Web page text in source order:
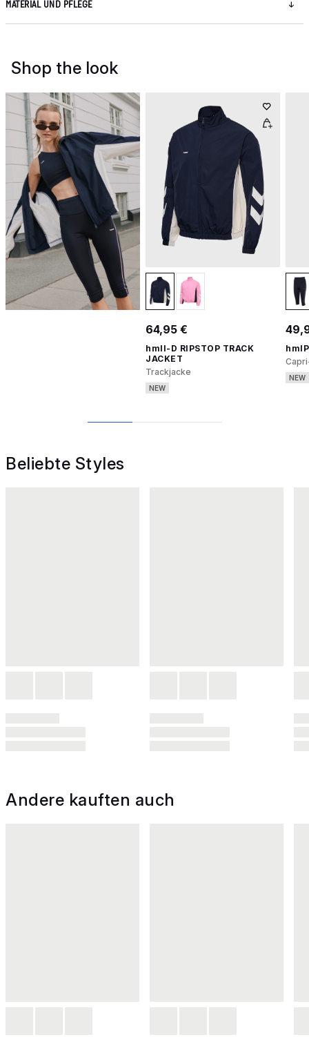
MATERIAL UND PFLEGE
Shop the look
64,95 €
hmlI-D RIPSTOP TRACK
JACKET
Trackjacke
NEW
NEW
Beliebte Styles
Andere kauften auch